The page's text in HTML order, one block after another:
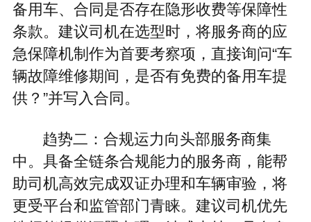
备用车、合同是否存在隐形收费等保障性
条款。建议司机在选型时，将服务商的应
急保障机制作为首要考察项，直接询问“车
辆故障维修期间，是否有免费的备用车提
供？”并写入合同。
趋势二：合规运力向头部服务商集
中。具备全链条合规能力的服务商，能帮
助司机高效完成双证办理和车辆审验，将
更受平台和监管部门青睐。建议司机优先